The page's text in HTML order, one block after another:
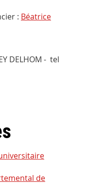
: Béatrice
DELHOM - tel
de